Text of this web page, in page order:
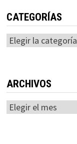
CATEGORÍAS
Categorías
ARCHIVOS
Archivos